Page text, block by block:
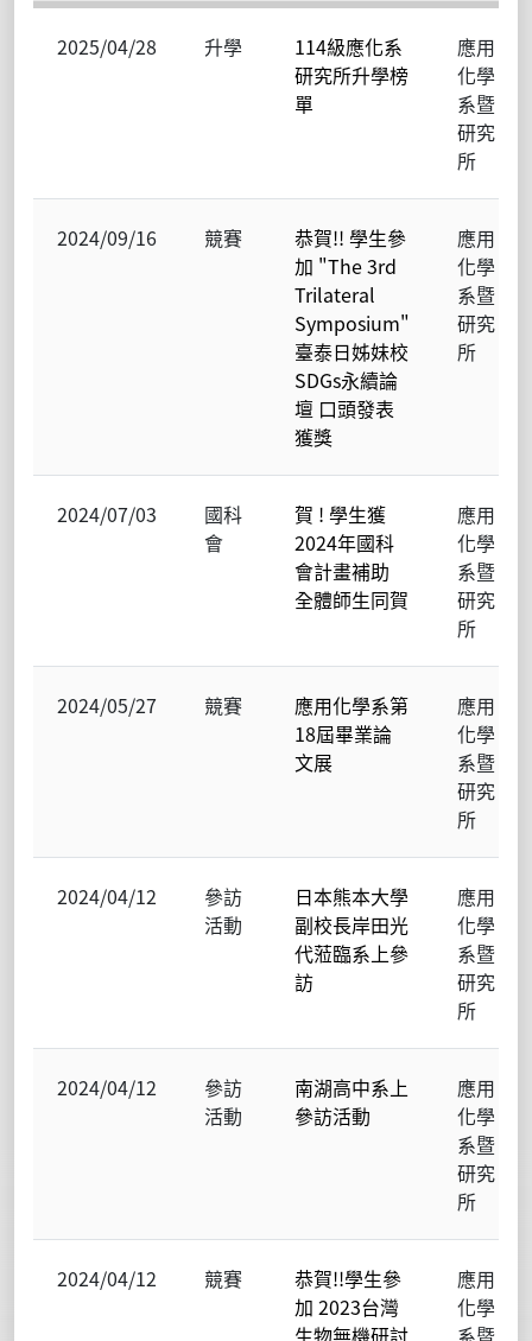
2025/04/28 升學
114級應化系
研究所升學榜
單
應用
化學
系暨
研究
所
2024/09/16 競賽
恭賀!! 學生參
加 "The 3rd
Trilateral
Symposium"
臺泰日姊妹校
SDGs永續論
壇 口頭發表
獲獎
應用
化學
系暨
研究
所
2024/07/03
國科
會
賀 ! 學生獲
2024年國科
會計畫補助
全體師生同賀
應用
化學
系暨
研究
所
2024/05/27 競賽
應用化學系第
18屆畢業論
文展
應用
化學
系暨
研究
所
2024/04/12
參訪
活動
日本熊本大學
副校長岸田光
代蒞臨系上參
訪
應用
化學
系暨
研究
所
2024/04/12
參訪
活動
南湖高中系上
參訪活動
應用
化學
系暨
研究
所
2024/04/12 競賽
恭賀!!學生參
加 2023台灣
生物無機研討
應用
化學
系暨